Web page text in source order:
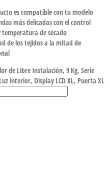
es compatible con tu modelo
más delicadas con el control
de secado
de los tejidos a la mitad de
de Libre Instalación, 9 Kg, Serie
interior, Display LCD XL, Puerta XL